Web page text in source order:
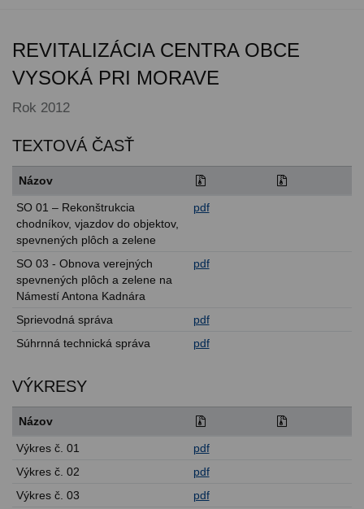
REVITALIZÁCIA CENTRA OBCE
VYSOKÁ PRI MORAVE
Rok 2012
TEXTOVÁ ČASŤ
Názov
SO 01 – Rekonštrukcia
chodníkov, vjazdov do objektov,
spevnených plôch a zelene
pdf
SO 03 - Obnova verejných
spevnených plôch a zelene na
Námestí Antona Kadnára
pdf
Sprievodná správa
pdf
Súhrnná technická správa
pdf
VÝKRESY
Názov
Výkres č. 01
pdf
Výkres č. 02
pdf
Výkres č. 03
pdf